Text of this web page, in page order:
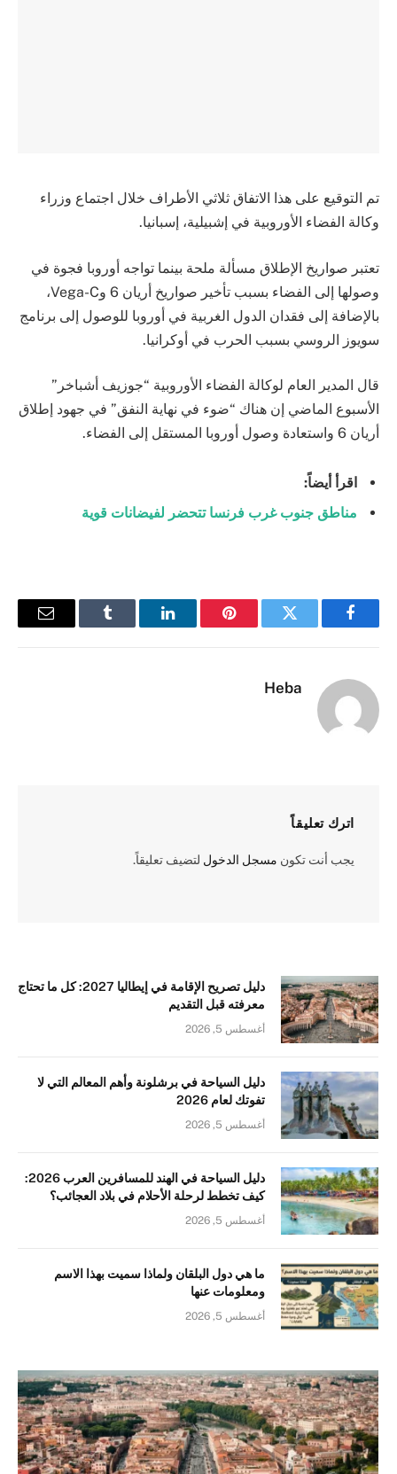
تم التوقيع على هذا الاتفاق ثلاثي الأطراف خلال اجتماع وزراء
وكالة الفضاء الأوروبية في إشبيلية، إسبانيا.
تعتبر صواريخ الإطلاق مسألة ملحة بينما تواجه أوروبا فجوة في
وصولها إلى الفضاء بسبب تأخير صواريخ أريان 6 وVega-C،
بالإضافة إلى فقدان الدول الغربية في أوروبا للوصول إلى برنامج
سويوز الروسي بسبب الحرب في أوكرانيا.
قال المدير العام لوكالة الفضاء الأوروبية “جوزيف أشباخر”
الأسبوع الماضي إن هناك “ضوء في نهاية النفق” في جهود إطلاق
أريان 6 واستعادة وصول أوروبا المستقل إلى الفضاء.
اقرأ أيضاً:
مناطق جنوب غرب فرنسا تتحضر لفيضانات قوية
فيسبوك تويتر بينتيريستلينكدإن Tumblr
البريد
Heba
اترك تعليقاً
يجب أنت تكون مسجل الدخول لتضيف تعليقاً.
دليل تصريح الإقامة في إيطاليا 2027: كل ما تحتاج
معرفته قبل التقديم
أغسطس 5, 2026
دليل السياحة في برشلونة وأهم المعالم التي لا
تفوتك لعام 2026
أغسطس 5, 2026
دليل السياحة في الهند للمسافرين العرب 2026:
كيف تخطط لرحلة الأحلام في بلاد العجائب؟
أغسطس 5, 2026
ما هي دول البلقان ولماذا سميت بهذا الاسم
ومعلومات عنها
أغسطس 5, 2026